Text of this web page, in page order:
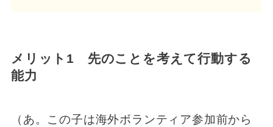
メリット1 先のことを考えて行動する
能力
（あ。この子は海外ボランティア参加前から